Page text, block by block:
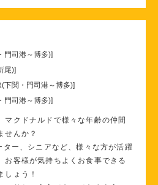
門司港～博多)]
尾)]
下関・門司港～博多)]
門司港～博多)]
マクドナルドで様々な年齢の仲間
せんか？
ー、シニアなど、様々な方が活躍
お客様が気持ちよくお食事できる
しょう！